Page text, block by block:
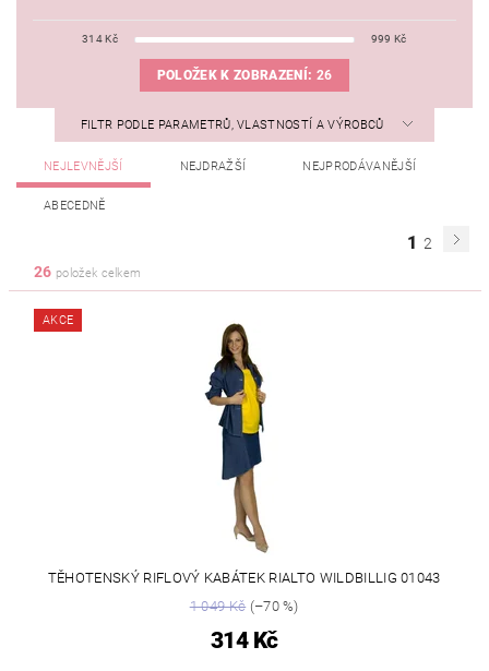
314Kč 999 Kč
POLOŽEK K ZOBRAZENÍ: 26
FILTR PODLE PARAMETRŮ, VLASTNOSTÍ A VÝROBCŮ
NEJLEVNĚJŠÍ NEJDRAŽŠÍ NEJPRODÁVANĚJŠÍ
ABECEDNĚ
1 2
26 položek celkem
AKCE
TĚHOTENSKÝ RIFLOVÝ KABÁTEK RIALTO WILDBILLIG 01043
1 049 Kč(–70 %)
314 Kč